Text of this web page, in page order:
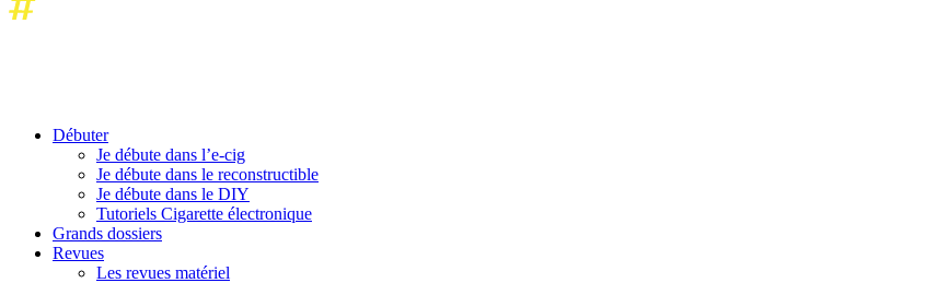
Débuter
Je débute dans l’e-cig
Je débute dans le reconstructible
Je débute dans le DIY
Tutoriels Cigarette électronique
Grands dossiers
Revues
Les revues matériel